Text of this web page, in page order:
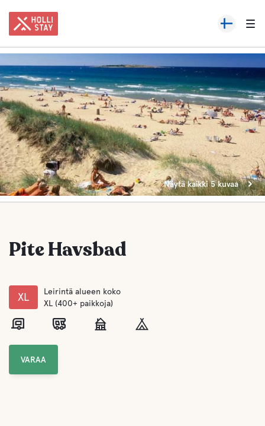
Näytä kaikki 5 kuvaa
Pite Havsbad
XL
Leirintä alueen koko
XL (400+ paikkoja)
VARAA